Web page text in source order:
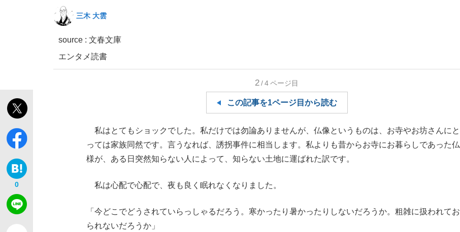
「目標達成できなかったからと言って…」サッカー日本代表・森保一監督...
三木 大雲
source : 文春文庫
エンタメ読書
0
2/4ページ目
この記事を1ページ目から読む
私はとてもショックでした。私だけでは勿論ありませんが、仏像というものは、お寺やお坊さんにと
っては家族同然です。言うなれば、誘拐事件に相当します。私よりも昔からお寺にお暮らしであった仏
様が、ある日突然知らない人によって、知らない土地に運ばれた訳です。
私は心配で心配で、夜も良く眠れなくなりました。
「今どこでどうされていらっしゃるだろう。寒かったり暑かったりしないだろうか。粗雑に扱われてお
られないだろうか」